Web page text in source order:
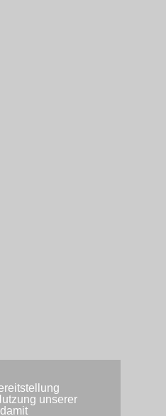
unserer